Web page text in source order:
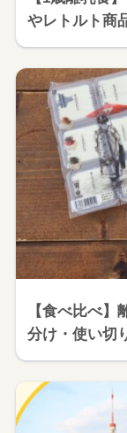
やレトルト商
【食べ比べ
分け・使い切